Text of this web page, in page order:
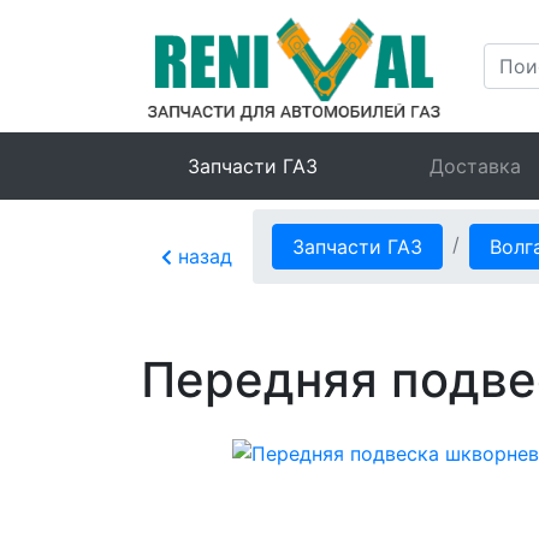
Запчасти ГАЗ Доставка
назад Запчасти ГАЗ
Передняя